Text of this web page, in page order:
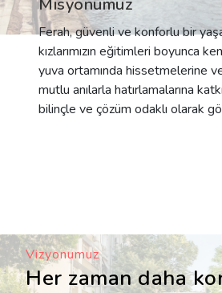
Ferah, güvenli ve konforlu bir
kızlarımızın eğitimleri boyunca
yuva ortamında hissetmelerine ve
mutlu anılarla hatırlamalarına
bilinçle ve çözüm odaklı olarak
Vizyonumuz
Her zaman daha